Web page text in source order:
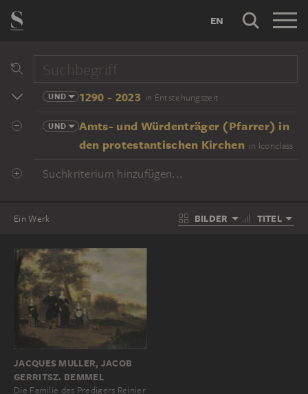
EN
UND 1290 - 2023 in Entstehungszeit
UND
Amts- und Würdenträger (Pfarrer) in
den protestantischen Kirchen in Iconclass
Suchkriterium hinzufügen...
Ein Werk BILDER TITEL
JACQUES MULLER, JACOB
GERRITSZ. BEMMEL
Die Familie des Predigers Reinier